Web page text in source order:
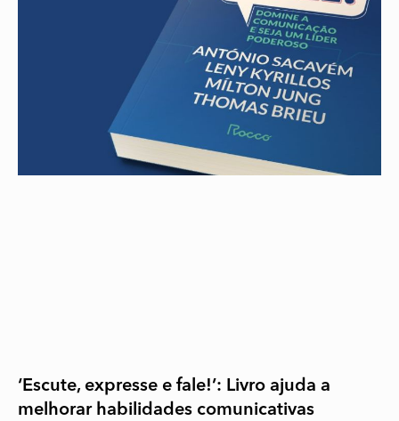
‘Escute, expresse e fale!’: Livro ajuda a
melhorar habilidades comunicativas